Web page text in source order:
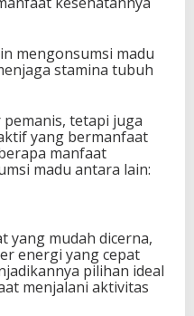
mengonsumsi madu
stamina tubuh
tetapi juga
yang bermanfaat
manfaat
madu antara lain:
yang mudah dicerna,
energi yang cepat
pilihan ideal
menjalani aktivitas